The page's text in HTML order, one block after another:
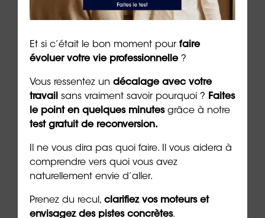
Retrouver la joie après un burn-
out : un chemin possible
Les + consultés
Et si c’était le bon moment pour faire
évoluer votre vie professionnelle?
Vous ressentez un décalage avec votre
travail sans vraiment savoir pourquoi ? Faites
le point en quelques minutesgrâce à notre
test gratuit de reconversion.
Il ne vous dira pas quoi faire. Il vous aidera à
comprendre vers quoi vous avez
naturellement envie d’aller.
Prenez du recul, clarifiez vos moteurs et
envisagez des pistes concrètes.